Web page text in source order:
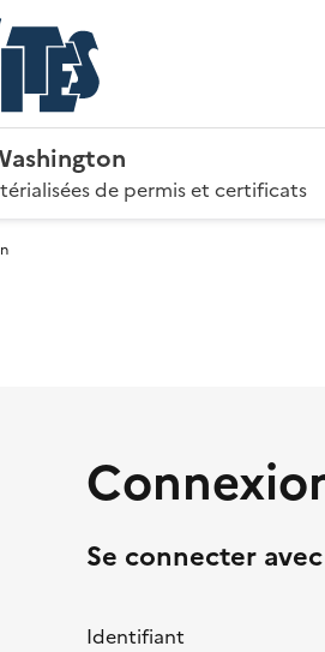
de permis et certificats
Se connecter
Identifiant